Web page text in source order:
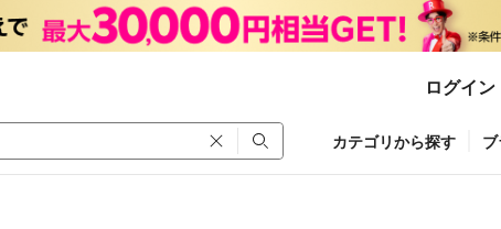
ログイン
カテゴリから探す